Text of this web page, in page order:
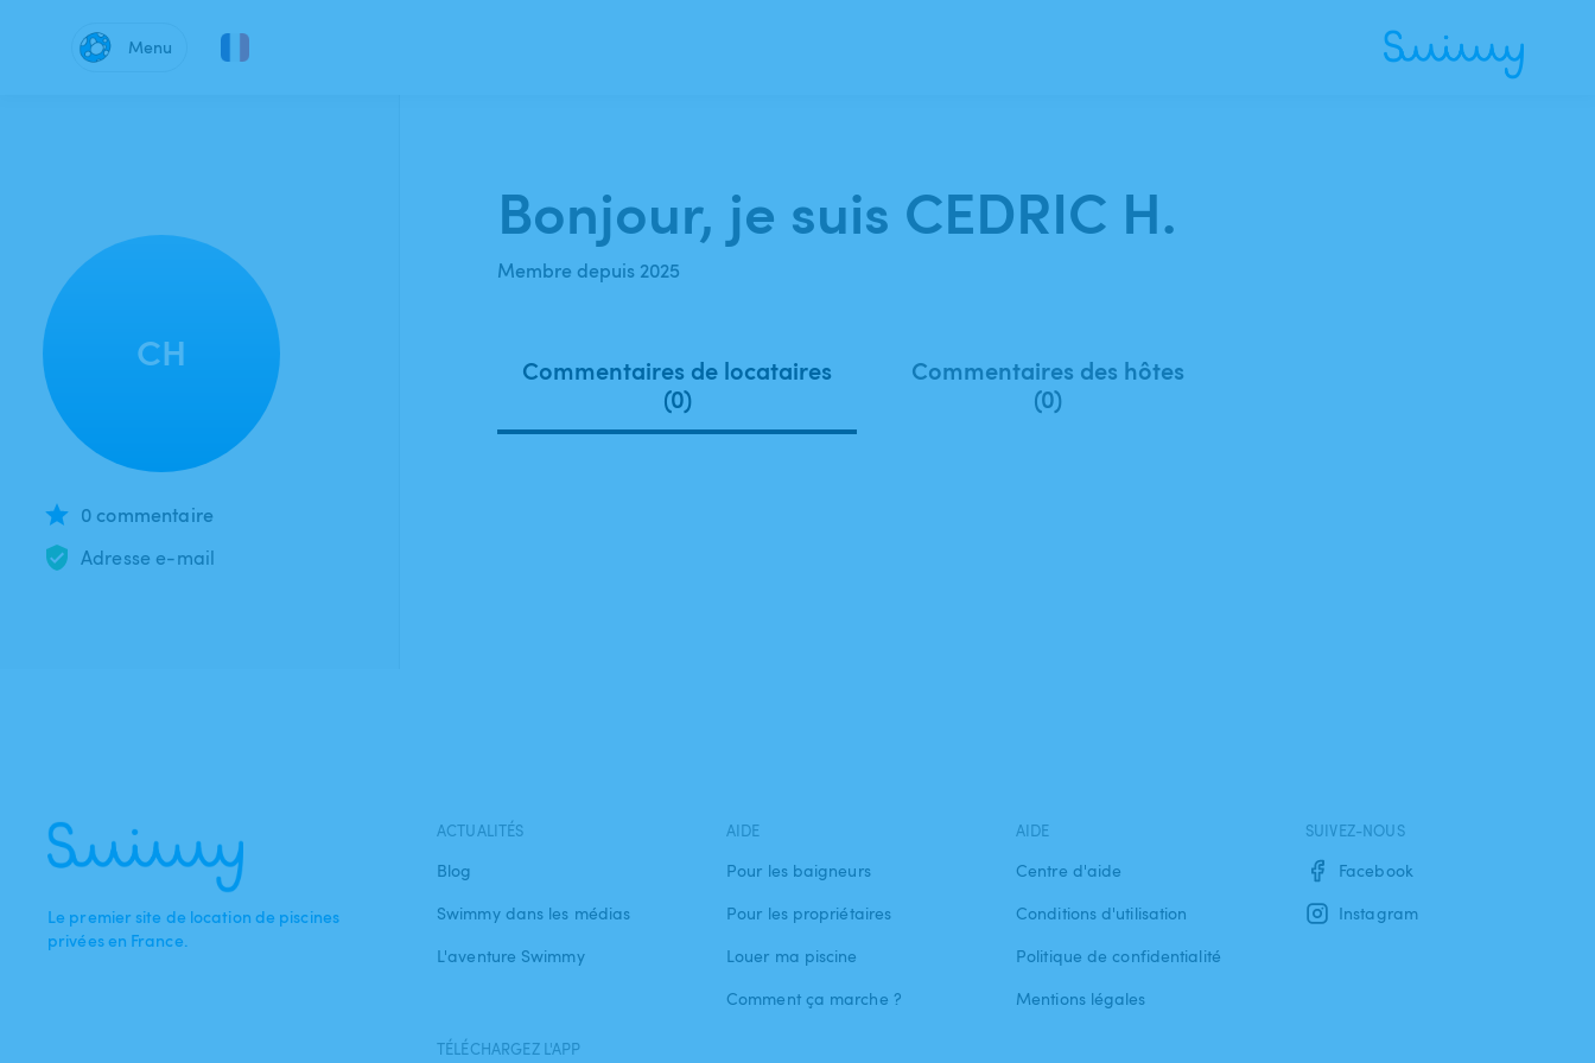
Menu
CH
0 commentaire
Adresse e-mail
Bonjour, je suis CEDRIC H.
Membre depuis 2025
Commentaires de locataires
(0)
Commentaires des hôtes
(0)
Le premier site de location de piscines
privées en France.
ACTUALITÉS
Blog
Swimmy dans les médias
L'aventure Swimmy
AIDE
Pour les baigneurs
Pour les propriétaires
Louer ma piscine
Comment ça marche ?
AIDE
Centre d'aide
Conditions d'utilisation
Politique de confidentialité
Mentions légales
SUIVEZ-NOUS
Facebook
Instagram
TÉLÉCHARGEZ L'APP